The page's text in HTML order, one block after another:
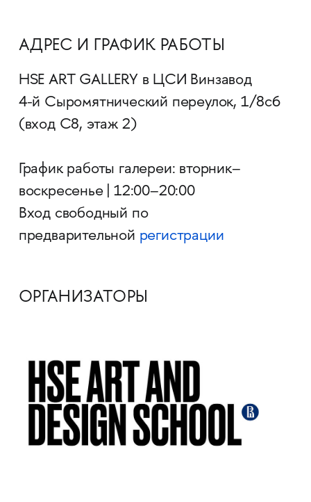
АДРЕС И ГРАФИК РАБОТЫ
HSE ART GALLERY в ЦСИ Винзавод
4-й Сыромятнический переулок, 1/8с6
(вход С8, этаж 2)
График работы галереи: вторник–
воскресенье | 12:00–20:00
Вход свободный по
предварительной регистрации
ОРГАНИЗАТОРЫ